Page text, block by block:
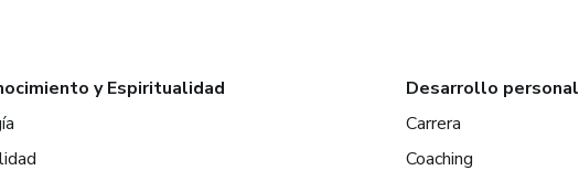
y Espiritualidad
Desarrollo personal
Carrera
Coaching